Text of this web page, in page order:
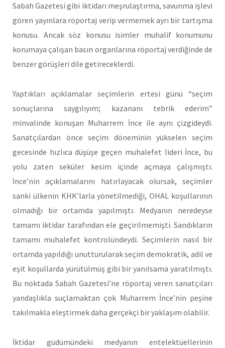
Sabah Gazetesi gibi iktidarı meşrulaştırma, savunma işlevi
gören yayınlara röportaj verip vermemek ayrı bir tartışma
konusu. Ancak söz konusu isimler muhalif konumunu
korumaya çalışan basın organlarına röportaj verdiğinde de
benzer görüşleri dile getireceklerdi.
Yaptıkları açıklamalar seçimlerin ertesi günü “seçim
sonuçlarına saygılıyım; kazananı tebrik ederim”
minvalinde konuşan Muharrem İnce ile aynı çizgideydi.
Sanatçılardan önce seçim döneminin yükselen seçim
gecesinde hızlıca düşüşe geçen muhalefet lideri İnce, bu
yolu zaten seküler kesim içinde açmaya çalışmıştı.
İnce’nin açıklamalarını hatırlayacak olursak, seçimler
sanki ülkenin KHK’larla yönetilmediği, OHAL koşullarının
olmadığı bir ortamda yapılmıştı. Medyanın neredeyse
tamamı iktidar tarafından ele geçirilmemişti. Sandıkların
tamamı muhalefet kontrolündeydi. Seçimlerin nasıl bir
ortamda yapıldığı unutturularak seçim demokratik, adil ve
eşit koşullarda yürütülmüş gibi bir yanılsama yaratılmıştı.
Bu noktada Sabah Gazetesi’ne röportaj veren sanatçıları
yandaşlıkla suçlamaktan çok Muharrem İnce’nin peşine
takılmakla eleştirmek daha gerçekçi bir yaklaşım olabilir.
İktidar güdümündeki medyanın entelektüellerinin